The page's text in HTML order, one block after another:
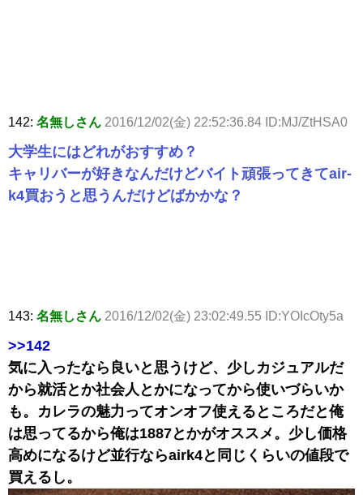
142: 名無しさん 2016/12/02(金) 22:52:36.84 ID:MJ/ZtHSA0
大学生にはどれがおすすめ？
キャリバーが好きなんだけどバイト頑張ってきてair-
k4買おうと思うんだけどばかかな？
143: 名無しさん 2016/12/02(金) 23:02:49.55 ID:YOIcOty5a
>>142
気に入ったなら良いと思うけど、少しカジュアルだ
から就活とか社会人とかになってから使いづらいか
も。カレラの魅力ってオンオフ使えるところだと俺
は思ってるから俺は1887とかがオススメ。少し価格
高めになるけど並行ならairk4と同じくらいの値段で
買えるし。